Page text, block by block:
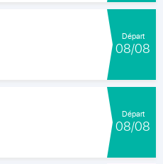
Départ
08/08
Départ
08/08